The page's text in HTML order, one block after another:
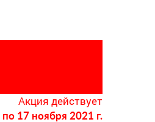
Акция действует
по 17 ноября 2021 г.